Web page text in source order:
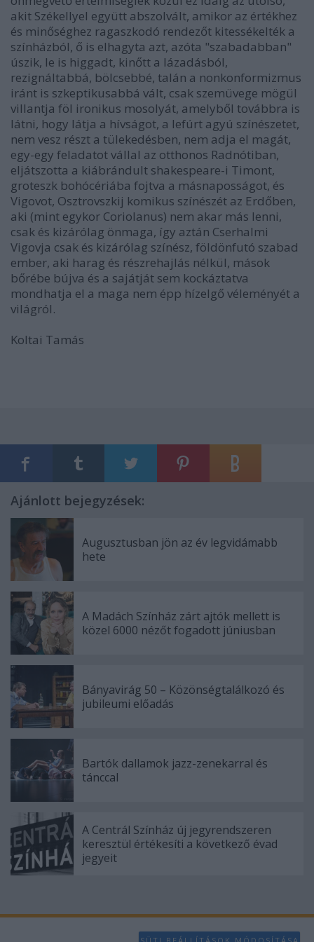
akit Székellyel együtt abszolvált, amikor az értékhez
és minőséghez ragaszkodó rendezőt kitessékelték a
színházból, ő is elhagyta azt, azóta "szabadabban"
úszik, le is higgadt, kinőtt a lázadásból,
rezignáltabbá, bölcsebbé, talán a nonkonformizmus
iránt is szkeptikusabbá vált, csak szemüvege mögül
villantja föl ironikus mosolyát, amelyből továbbra is
látni, hogy látja a hívságot, a lefúrt agyú színészetet,
nem vesz részt a tülekedésben, nem adja el magát,
egy-egy feladatot vállal az otthonos Radnótiban,
eljátszotta a kiábrándult shakespeare-i Timont,
groteszk bohócériába fojtva a másnaposságot, és
Vigovot, Osztrovszkij komikus színészét az Erdőben,
aki (mint egykor Coriolanus) nem akar más lenni,
csak és kizárólag önmaga, így aztán Cserhalmi
Vigovja csak és kizárólag színész, földönfutó szabad
ember, aki harag és részrehajlás nélkül, mások
bőrébe bújva és a sajátját sem kockáztatva
mondhatja el a maga nem épp hízelgő véleményét a
világról.
Koltai Tamás
Ajánlott bejegyzések:
Augusztusban jön az év legvidámabb
hete
A Madách Színház zárt ajtók mellett is
közel 6000 nézőt fogadott júniusban
Bányavirág 50 – Közönségtalálkozó és
jubileumi előadás
Bartók dallamok jazz-zenekarral és
tánccal
A Centrál Színház új jegyrendszeren
keresztül értékesíti a következő évad
jegyeit
SÜTI BEÁLLÍTÁSOK MÓDOSÍTÁSA